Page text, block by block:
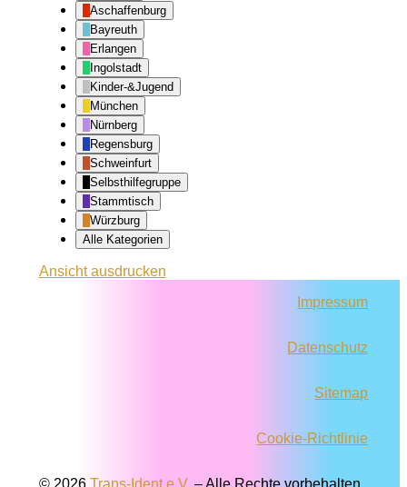
Aschaffenburg
Bayreuth
Erlangen
Ingolstadt
Kinder-&Jugend
München
Nürnberg
Regensburg
Schweinfurt
Selbsthilfegruppe
Stammtisch
Würzburg
Alle Kategorien
Ansichtausdrucken
Impressum
Datenschutz
Sitemap
Cookie-Richtlinie
© 2026 Trans-Ident e.V. – Alle Rechte vorbehalten